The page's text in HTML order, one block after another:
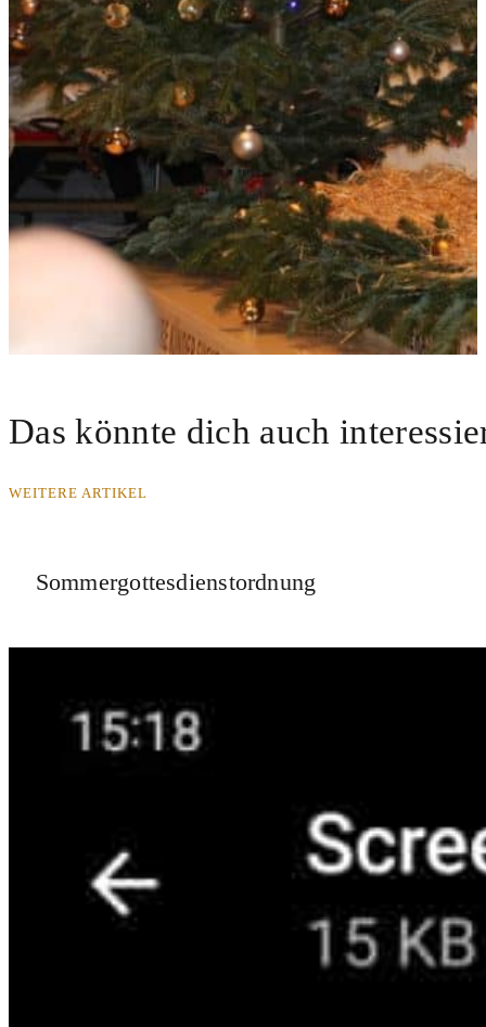
Das könnte dich auch
WEITERE ARTIKEL
Sommergottesdienstordnung